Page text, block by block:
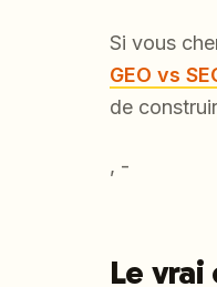
Si vous
GEO vs
de
, -
Le vrai